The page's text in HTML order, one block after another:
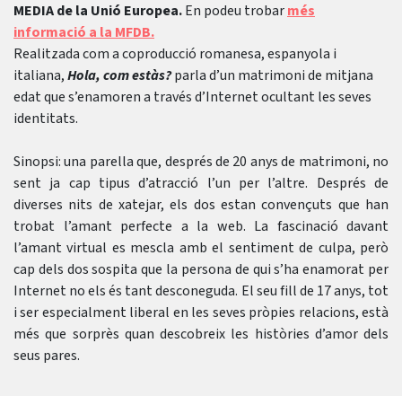
MEDIA de la Unió Europea.En podeu trobarmés
informació a la MFDB.
Realitzada com a coproducció romanesa, espanyola i
italiana,Hola, com estàs?parla d’un matrimoni de mitjana
edat que s’enamoren a través d’Internet ocultant les seves
identitats.
Sinopsi: una parella que, després de 20 anys de matrimoni, no
sent ja cap tipus d’atracció l’un per l’altre. Després de
diverses nits de xatejar, els dos estan convençuts que han
trobat l’amant perfecte a la web. La fascinació davant
l’amant virtual es mescla amb el sentiment de culpa, però
cap dels dos sospita que la persona de qui s’ha enamorat per
Internet no els és tant desconeguda. El seu fill de 17 anys, tot
i ser especialment liberal en les seves pròpies relacions, està
més que sorprès quan descobreix les històries d’amor dels
seus pares.